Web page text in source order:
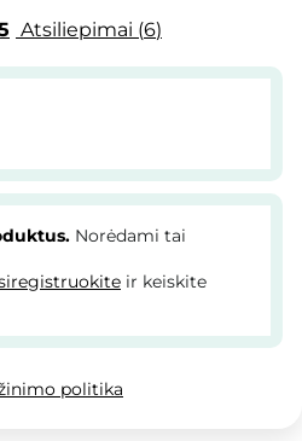
Atsiliepimai 6
Norėdami tai
ir keiskite
politika